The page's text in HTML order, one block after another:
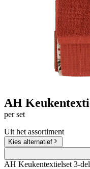
AH
per set
Uit het assortiment
Kies alternatief
AH Keukentextielset 3-